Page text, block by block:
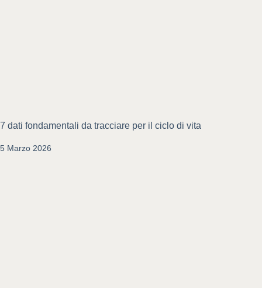
7 dati fondamentali da tracciare per il ciclo di vita
5 Marzo 2026